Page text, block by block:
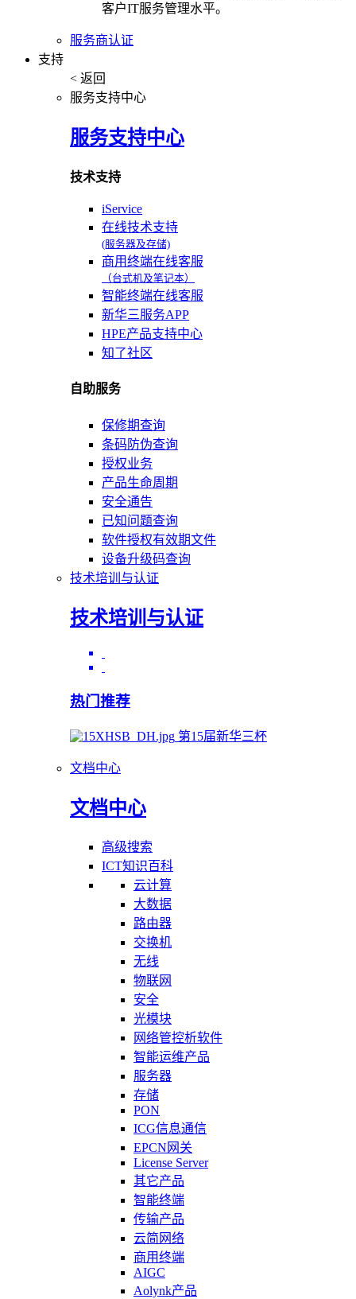
客户IT服务管理水平。
服务商认证
支持
< 返回
服务支持中心
服务支持中心
技术支持
iService
在线技术支持
(服务器及存储)
商用终端在线客服
（台式机及笔记本）
智能终端在线客服
新华三服务APP
HPE产品支持中心
知了社区
自助服务
保修期查询
条码防伪查询
授权业务
产品生命周期
安全通告
已知问题查询
软件授权有效期文件
设备升级码查询
技术培训与认证
技术培训与认证
热门推荐
第15届新华三杯
文档中心
文档中心
高级搜索
ICT知识百科
云计算
大数据
路由器
交换机
无线
物联网
安全
光模块
网络管控析软件
智能运维产品
服务器
存储
PON
ICG信息通信
EPCN网关
License Server
其它产品
智能终端
传输产品
云简网络
商用终端
AIGC
Aolynk产品